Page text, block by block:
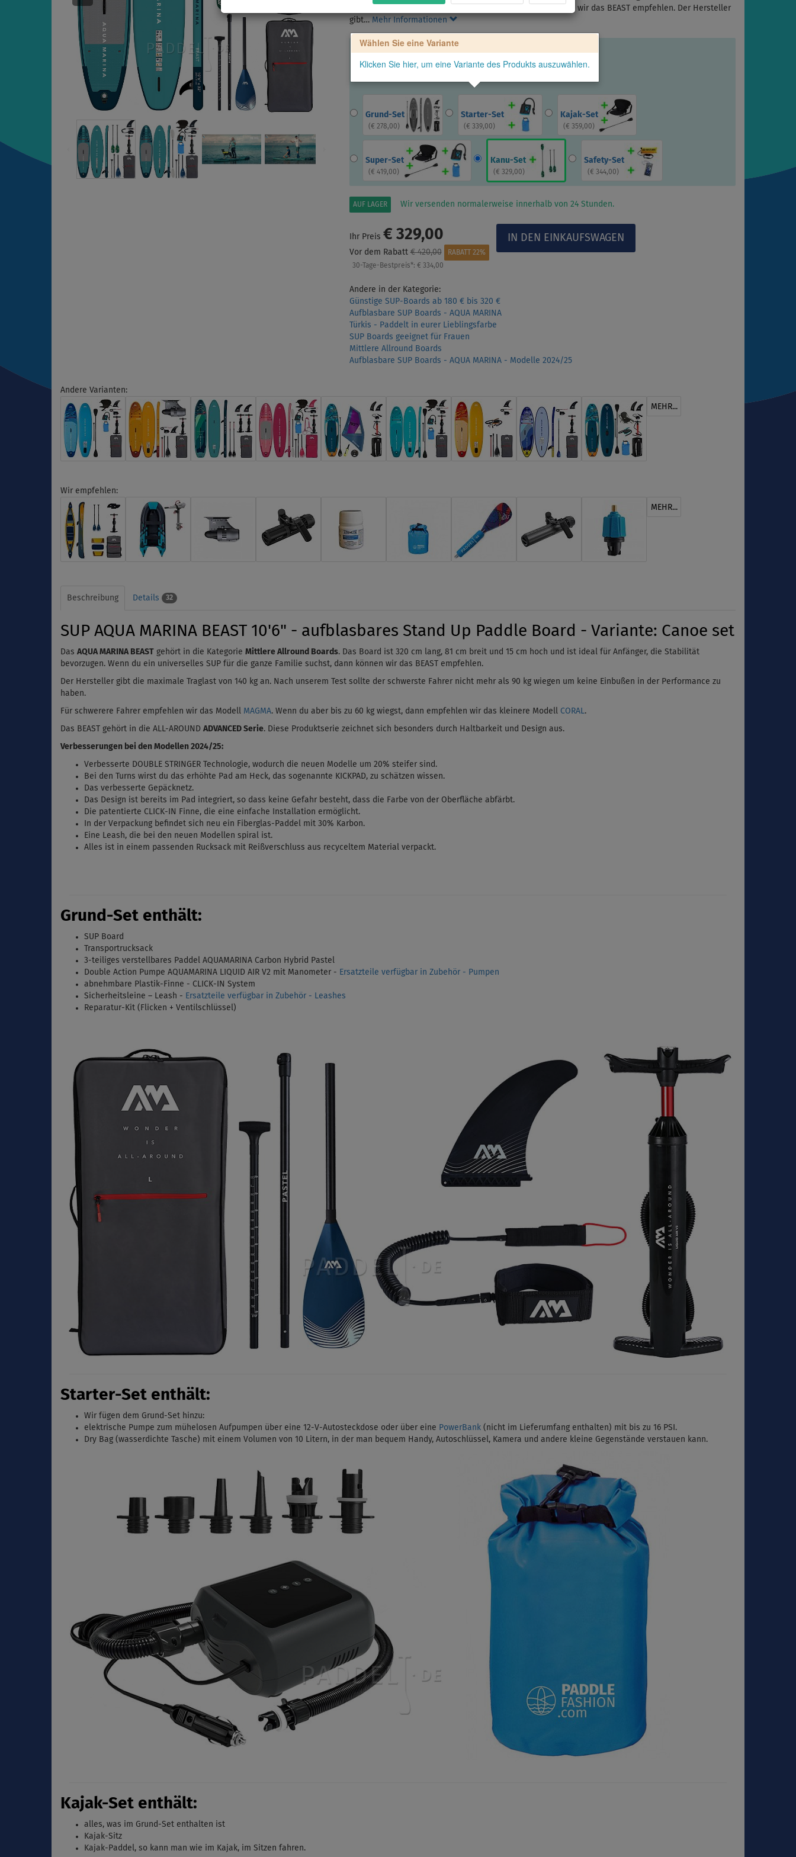
universelles SUP für die ganze Familie suchst, dann können wir das BEAST empfehlen. Der Hersteller
gibt… Mehr Informationen
Wählen Sie eine Variante
Klicken Sie hier, um eine Variante des Produkts auszuwählen.
Grund-Set
(€ 278,00)
Starter-Set
(€ 339,00)
Kajak-Set
(€ 359,00)
Super-Set
(€ 419,00)
Kanu-Set
(€ 329,00)
Safety-Set
(€ 344,00)
AUF LAGER Wir versenden normalerweise innerhalb von 24 Stunden.
Ihr Preis € 329,00
Vor dem Rabatt€ 420,00
RABATT 22%
30-Tage-Bestpreis*:€ 334,00
Andere in der Kategorie:
Günstige SUP-Boards ab 180 € bis 320 €
Aufblasbare SUP Boards - AQUA MARINA
Türkis - Paddelt in eurer Lieblingsfarbe
SUP Boards geeignet für Frauen
Mittlere Allround Boards
Aufblasbare SUP Boards - AQUA MARINA - Modelle 2024/25
Andere Varianten:
MEHR...
Wir empfehlen:
MEHR...
Beschreibung Details 32
SUP AQUA MARINA BEAST 10'6" - aufblasbares Stand Up Paddle Board - Variante: Canoe set
Das AQUA MARINA BEAST gehört in die Kategorie Mittlere Allround Boards. Das Board ist 320 cm lang, 81 cm breit und 15 cm hoch und ist ideal für Anfänger, die Stabilität
bevorzugen. Wenn du ein universelles SUP für die ganze Familie suchst, dann können wir das BEAST empfehlen.
Der Hersteller gibt die maximale Traglast von 140 kg an. Nach unserem Test sollte der schwerste Fahrer nicht mehr als 90 kg wiegen um keine Einbußen in der Performance zu
haben.
Für schwerere Fahrer empfehlen wir das Modell MAGMA. Wenn du aber bis zu 60 kg wiegst, dann empfehlen wir das kleinere Modell CORAL .
Das BEAST gehört in die ALL-AROUND ADVANCED Serie. Diese Produktserie zeichnet sich besonders durch Haltbarkeit und Design aus.
Verbesserungen bei den Modellen 2024/25:
Verbesserte DOUBLE STRINGER Technologie, wodurch die neuen Modelle um 20% steifer sind.
Bei den Turns wirst du das erhöhte Pad am Heck, das sogenannte KICKPAD, zu schätzen wissen.
Das verbesserte Gepäcknetz.
Das Design ist bereits im Pad integriert, so dass keine Gefahr besteht, dass die Farbe von der Oberfläche abfärbt.
Die patentierte CLICK-IN Finne, die eine einfache Installation ermöglicht.
In der Verpackung befindet sich neu ein Fiberglas-Paddel
mit 30% Karbon.
Eine Leash, die bei den neuen Modellen spiral ist.
Alles ist in einem passenden Rucksack mit Reißverschluss aus recyceltem Material verpackt.
Grund-Set enthält:
SUP Board
Transportrucksack
3-teiliges verstellbares Paddel
AQUAMARINA Carbon Hybrid Pastel
Double Action Pumpe AQUAMARINA
LIQUID AIR V2 mit Manometer - Ersatzteile verfügbar in Zubehör - Pumpen
abnehmbare Plastik-Finne - CLICK-IN System
Sicherheitsleine – Leash - Ersatzteile verfügbar in Zubehör - Leashes
Reparatur-Kit (Flicken + Ventilschlüssel)
Starter-Set enthält:
Wir fügen dem Grund-Set hinzu:
elektrische Pumpe zum mühelosen Aufpumpen über eine 12-V-Autosteckdose oder über eine PowerBank (nicht im Lieferumfang enthalten) mit bis zu 16 PSI.
Dry Bag (wasserdichte Tasche) mit einem Volumen von 10 Litern, in der man bequem Handy, Autoschlüssel, Kamera und andere kleine Gegenstände verstauen kann.
Kajak-Set enthält:
alles, was im Grund-Set enthalten ist
Kajak-Sitz
Kajak-Paddel, so kann man wie im Kajak, im Sitzen fahren.